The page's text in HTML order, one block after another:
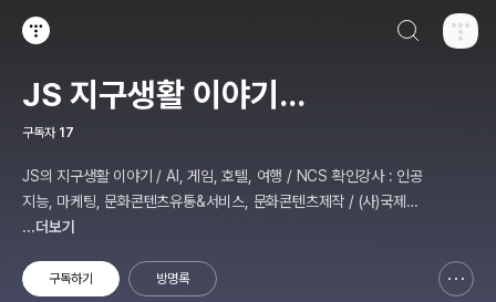
JS 지구생활 이야기...
구독자 17
JS의 지구생활 이야기 / AI, 게임, 호텔, 여행 / NCS 확인강사 : 인공
지능, 마케팅, 문화콘텐츠유통&서비스, 문화콘텐츠제작 / (사)국제미
디어예술협회 강원지부장 겸 수석연구원
...더보기
구독하기 방명록